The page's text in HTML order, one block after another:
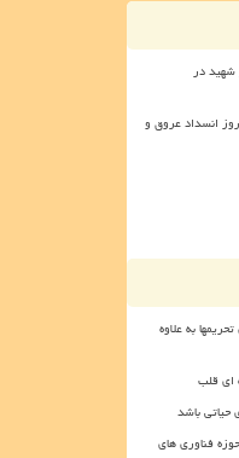
شهید در
انسداد عروق و
به علاوه
ای قلب
حیاتی باشد
فناوری های